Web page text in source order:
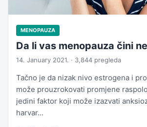
MENOPAUZA
Da li vas menopauza čini
14. January 2021. · 3,844 pregleda
Tačno je da nizak nivo estrogena i
može prouzrokovati promjene
jedini faktor koji može izazvati
harvar...